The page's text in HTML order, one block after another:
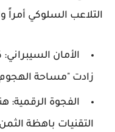
التلاعب السلوكي أمراً
الأمان السيبراني:
زادت "مساحة
الفجوة الرقمية:
التقنيات باهظة